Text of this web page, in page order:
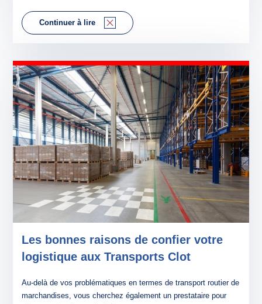
Continuer à lire
Les bonnes raisons de confier votre
logistique aux Transports Clot
Au-delà de vos problématiques en termes de transport routier de
marchandises, vous cherchez également un prestataire pour